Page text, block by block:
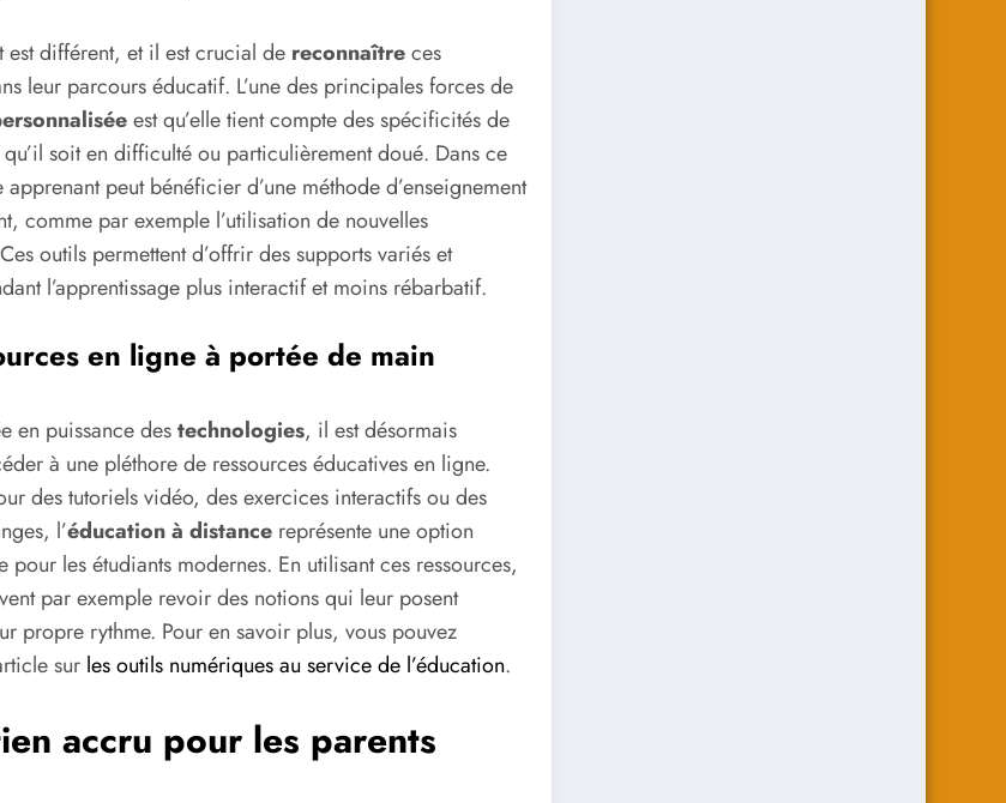
est différent, et il est crucial de reconnaîtreces
leur parcours éducatif. L’une des principales forces de
est qu’elle tient compte des spécificités de
soit en difficulté ou particulièrement doué. Dans ce
peut bénéficier d’une méthode d’enseignement
comme par exemple l’utilisation de nouvelles
outils permettent d’offrir des supports variés et
l’apprentissage plus interactif et moins rébarbatif.
en ligne à portée de main
en puissance destechnologies, il est désormais
à une pléthore de ressources éducatives en ligne.
des tutoriels vidéo, des exercices interactifs ou des
l’éducation à distancereprésente une option
pour les étudiants modernes. En utilisant ces ressources,
par exemple revoir des notions qui leur posent
propre rythme. Pour en savoir plus, vous pouvez
sur les outils numériques au service de l’éducation.
accru pour les parents